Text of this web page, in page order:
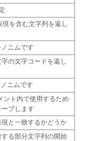
を含む文字列を返し
ニムです
の文字コードを返し
ニムです
ント内で使用するため
プします
と一致するかどうか
する部分文字列の開始